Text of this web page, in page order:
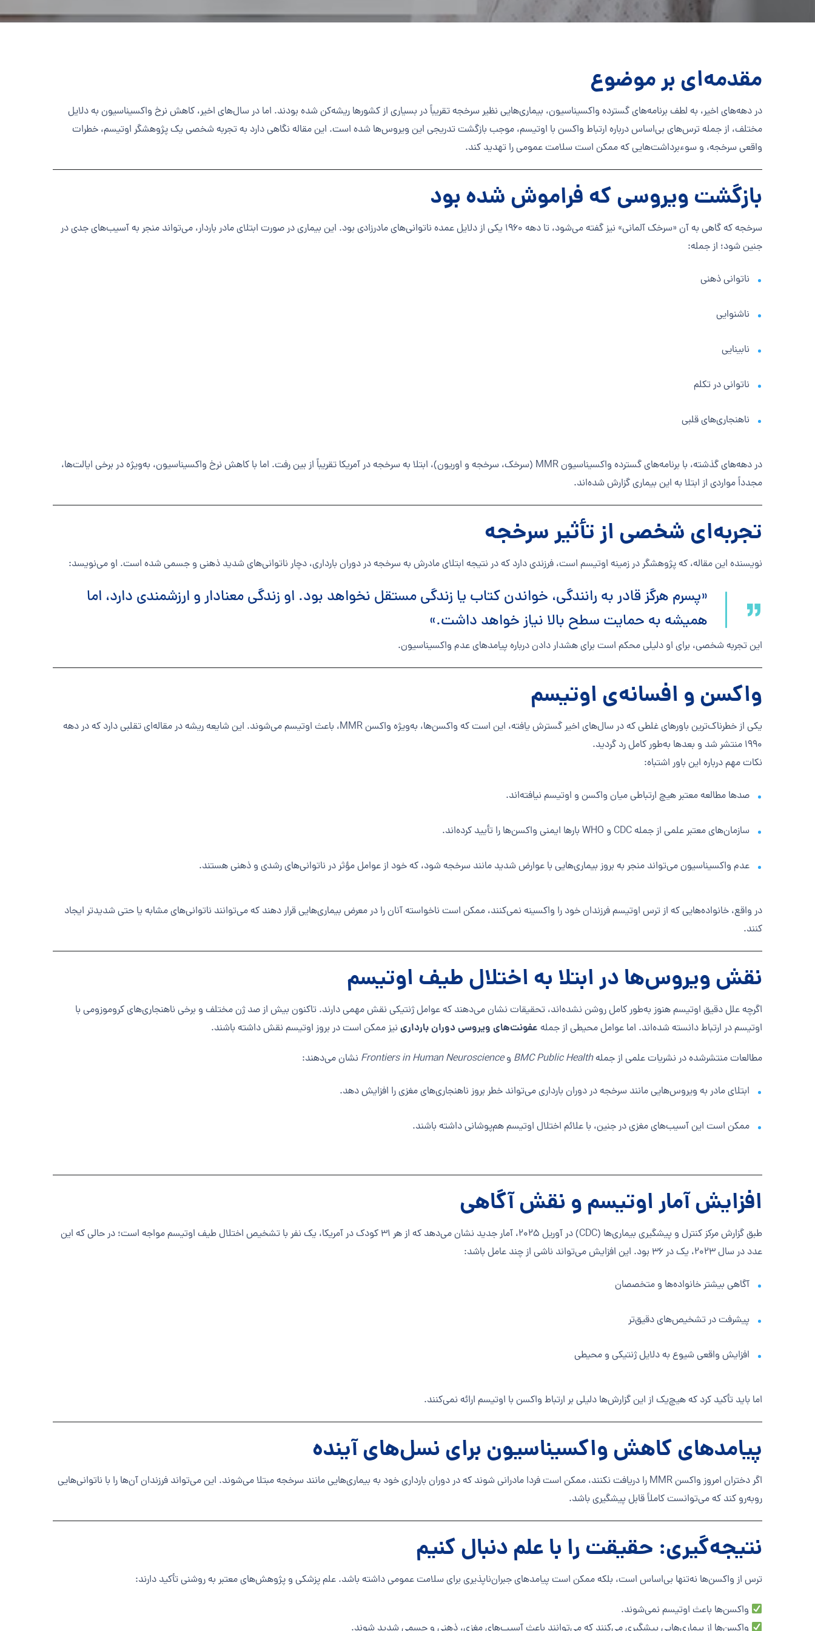
مقدمه‌ای بر موضوع
در دهه‌های اخیر، به لطف برنامه‌های گسترده واکسیناسیون، بیماری‌هایی نظیر سرخجه تقریباً در بسیاری از کشورها ریشه‌کن شده بودند. اما در سال‌های اخیر، کاهش نرخ واکسیناسیون به دلایل
مختلف، از جمله ترس‌های بی‌اساس درباره ارتباط واکسن با اوتیسم، موجب بازگشت تدریجی این ویروس‌ها شده است. این مقاله نگاهی دارد به تجربه شخصی یک پژوهشگر اوتیسم، خطرات
واقعی سرخجه، و سوء‌برداشت‌هایی که ممکن است سلامت عمومی را تهدید کند.
بازگشت ویروسی که فراموش شده بود
سرخجه که گاهی به آن «سرخک آلمانی» نیز گفته می‌شود، تا دهه ۱۹۶۰ یکی از دلایل عمده ناتوانی‌های مادرزادی بود. این بیماری در صورت ابتلای مادر باردار، می‌تواند منجر به آسیب‌های جدی در
جنین شود؛ از جمله:
ناتوانی ذهنی
ناشنوایی
نابینایی
ناتوانی در تکلم
ناهنجاری‌های قلبی
در دهه‌های گذشته، با برنامه‌های گسترده واکسیناسیون MMR (سرخک، سرخجه و اوریون)، ابتلا به سرخجه در آمریکا تقریباً از بین رفت. اما با کاهش نرخ واکسیناسیون، به‌ویژه در برخی ایالت‌ها،
مجدداً مواردی از ابتلا به این بیماری گزارش شده‌اند.
تجربه‌ای شخصی از تأثیر سرخجه
نویسنده این مقاله، که پژوهشگر در زمینه اوتیسم است، فرزندی دارد که در نتیجه ابتلای مادرش به سرخجه در دوران بارداری، دچار ناتوانی‌های شدید ذهنی و جسمی شده است. او می‌نویسد:
«پسرم هرگز قادر به رانندگی، خواندن کتاب یا زندگی مستقل نخواهد بود. او زندگی معنادار و ارزشمندی دارد، اما
همیشه به حمایت سطح بالا نیاز خواهد داشت.»
این تجربه شخصی، برای او دلیلی محکم است برای هشدار دادن درباره پیامدهای عدم واکسیناسیون.
واکسن و افسانه‌ی اوتیسم
یکی از خطرناک‌ترین باورهای غلطی که در سال‌های اخیر گسترش یافته، این است که واکسن‌ها، به‌ویژه واکسن MMR، باعث اوتیسم می‌شوند. این شایعه ریشه در مقاله‌ای تقلبی دارد که در دهه
۱۹۹۰ منتشر شد و بعدها به‌طور کامل رد گردید.
نکات مهم درباره این باور اشتباه:
صدها مطالعه معتبر هیچ ارتباطی میان واکسن و اوتیسم نیافته‌اند.
سازمان‌های معتبر علمی از جمله CDC و WHO بارها ایمنی واکسن‌ها را تأیید کرده‌اند.
عدم واکسیناسیون می‌تواند منجر به بروز بیماری‌هایی با عوارض شدید مانند سرخجه شود، که خود از عوامل مؤثر در ناتوانی‌های رشدی و ذهنی هستند.
در واقع، خانواده‌هایی که از ترس اوتیسم فرزندان خود را واکسینه نمی‌کنند، ممکن است ناخواسته آنان را در معرض بیماری‌هایی قرار دهند که می‌توانند ناتوانی‌های مشابه یا حتی شدیدتر ایجاد
کنند.
نقش ویروس‌ها در ابتلا به اختلال طیف اوتیسم
اگرچه علل دقیق اوتیسم هنوز به‌طور کامل روشن نشده‌اند، تحقیقات نشان می‌دهند که عوامل ژنتیکی نقش مهمی دارند. تاکنون بیش از صد ژن مختلف و برخی ناهنجاری‌های کروموزومی با
اوتیسم در ارتباط دانسته شده‌اند. اما عوامل محیطی از جمله عفونت‌های ویروسی دوران بارداری نیز ممکن است در بروز اوتیسم نقش داشته باشند.
مطالعات منتشرشده در نشریات علمی از جملهBMC Public Health وFrontiers in Human Neuroscience نشان می‌دهند:
ابتلای مادر به ویروس‌هایی مانند سرخجه در دوران بارداری می‌تواند خطر بروز ناهنجاری‌های مغزی را افزایش دهد.
ممکن است این آسیب‌های مغزی در جنین، با علائم اختلال اوتیسم هم‌پوشانی داشته باشند.
افزایش آمار اوتیسم و نقش آگاهی
طبق گزارش مرکز کنترل و پیشگیری بیماری‌ها (CDC) در آوریل 2025، آمار جدید نشان می‌دهد که از هر ۳۱ کودک در آمریکا، یک نفر با تشخیص اختلال طیف اوتیسم مواجه است؛ در حالی که این
عدد در سال ۲۰۲۳، یک در ۳۶ بود. این افزایش می‌تواند ناشی از چند عامل باشد:
آگاهی بیشتر خانواده‌ها و متخصصان
پیشرفت در تشخیص‌های دقیق‌تر
افزایش واقعی شیوع به دلایل ژنتیکی و محیطی
اما باید تأکید کرد که هیچ‌یک از این گزارش‌ها دلیلی بر ارتباط واکسن با اوتیسم ارائه نمی‌کنند.
پیامدهای کاهش واکسیناسیون برای نسل‌های آینده
اگر دختران امروز واکسن MMR را دریافت نکنند، ممکن است فردا مادرانی شوند که در دوران بارداری خود به بیماری‌هایی مانند سرخجه مبتلا می‌شوند. این می‌تواند فرزندان آن‌ها را با ناتوانی‌هایی
روبه‌رو کند که می‌توانست کاملاً قابل پیشگیری باشد.
نتیجه‌گیری: حقیقت را با علم دنبال کنیم
ترس از واکسن‌ها نه‌تنها بی‌اساس است، بلکه ممکن است پیامدهای جبران‌ناپذیری برای سلامت عمومی داشته باشد. علم پزشکی و پژوهش‌های معتبر به روشنی تأکید دارند:
واکسن‌ها باعث اوتیسم نمی‌شوند.